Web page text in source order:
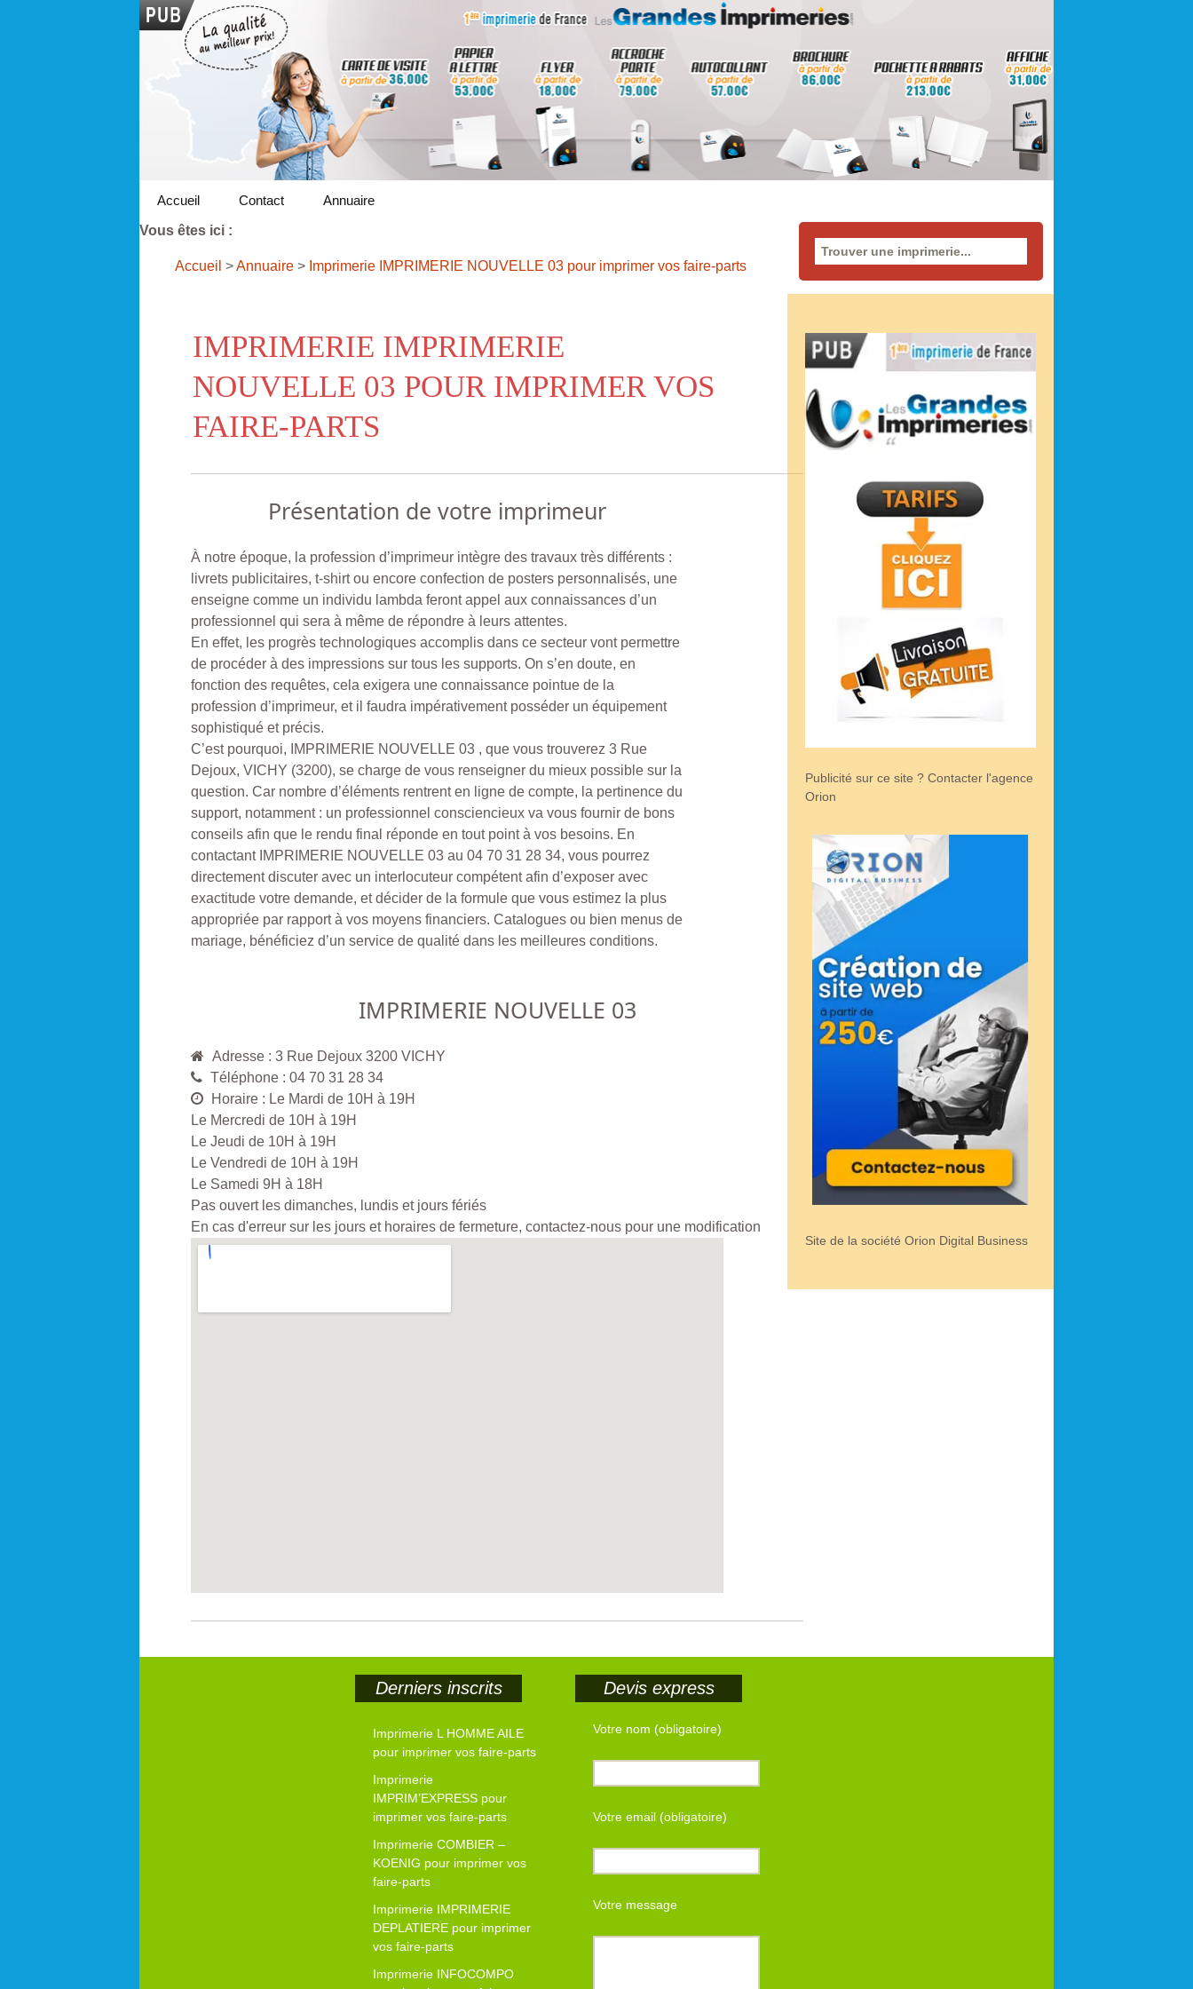
Accueil Contact
Annuaire
Vous êtes ici :
Accueil >Annuaire > Imprimerie IMPRIMERIE NOUVELLE 03 pour imprimer vos faire-parts
IMPRIMERIE IMPRIMERIE
NOUVELLE 03 POUR IMPRIMER VOS
FAIRE-PARTS
Présentation de votre imprimeur
À notre époque, la profession d’imprimeur intègre des travaux très différents :
livrets publicitaires, t-shirt ou encore confection de posters personnalisés, une
enseigne comme un individu lambda feront appel aux connaissances d’un
professionnel qui sera à même de répondre à leurs attentes.
En effet, les progrès technologiques accomplis dans ce secteur vont permettre
de procéder à des impressions sur tous les supports. On s’en doute, en
fonction des requêtes, cela exigera une connaissance pointue de la
profession d’imprimeur, et il faudra impérativement posséder un équipement
sophistiqué et précis.
C’est pourquoi, IMPRIMERIE NOUVELLE 03 , que vous trouverez 3 Rue
Dejoux, VICHY (3200), se charge de vous renseigner du mieux possible sur la
question. Car nombre d’éléments rentrent en ligne de compte, la pertinence du
support, notamment : un professionnel consciencieux va vous fournir de bons
conseils afin que le rendu final réponde en tout point à vos besoins. En
contactant IMPRIMERIE NOUVELLE 03 au 04 70 31 28 34, vous pourrez
directement discuter avec un interlocuteur compétent afin d’exposer avec
exactitude votre demande, et décider de la formule que vous estimez la plus
appropriée par rapport à vos moyens financiers. Catalogues ou bien menus de
mariage, bénéficiez d’un service de qualité dans les meilleures conditions.
IMPRIMERIE NOUVELLE 03
Adresse : 3 Rue Dejoux 3200 VICHY
Téléphone : 04 70 31 28 34
Horaire : Le Mardi de 10H à 19H
Le Mercredi de 10H à 19H
Le Jeudi de 10H à 19H
Le Vendredi de 10H à 19H
Le Samedi 9H à 18H
Pas ouvert les dimanches, lundis et jours fériés
En cas d'erreur sur les jours et horaires de fermeture, contactez-nous pour une modification
Rechercher
Publicité sur ce site ? Contacter l'agence
Orion
Site de la société Orion Digital Business
Derniers inscrits
Imprimerie L HOMME AILE
pour imprimer vos faire-parts
Imprimerie
IMPRIM’EXPRESS pour
imprimer vos faire-parts
Imprimerie COMBIER –
KOENIG pour imprimer vos
faire-parts
Imprimerie IMPRIMERIE
DEPLATIERE pour imprimer
vos faire-parts
Imprimerie INFOCOMPO
Devis express
Votre nom (obligatoire)
Votre email (obligatoire)
Votre message